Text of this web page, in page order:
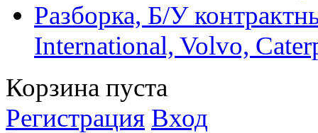
Разборка, Б/У
International, Volvo,
Корзина пуста
Регистрация Вход